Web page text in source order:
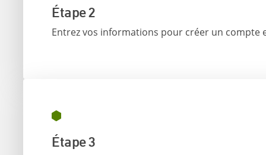
Étape 2
Entrez vos informations pour créer un compte
Étape 3